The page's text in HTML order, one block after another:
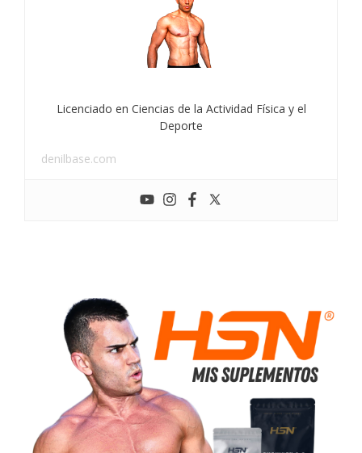
Licenciado en Ciencias de la Actividad Física y el
Deporte
denilbase.com